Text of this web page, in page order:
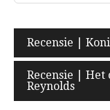
Bericht
navigatie
Recensie |
Recensie | Het
Reynolds